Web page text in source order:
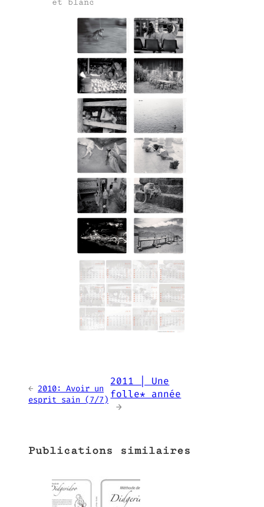
et blanc
← 2010: Avoir un
esprit sain (7/7)
2011 | Une
folle* année
→
Publications similaires